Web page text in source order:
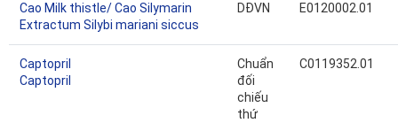
Cao Milk thistle/ Cao Silymarin
Extractum Silybi mariani siccus
DĐVN E0120002.01
Captopril
Captopril
Chuẩn
đối
chiếu
thứ
C0119352.01